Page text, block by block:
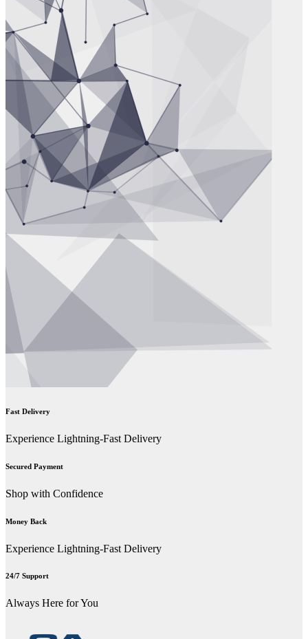
Fast Delivery
Experience Lightning-Fast Delivery
Secured Payment
Shop with Confidence
Money Back
Experience Lightning-Fast Delivery
24/7 Support
Always Here for You